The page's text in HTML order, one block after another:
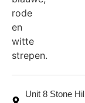
Unit 8 Stone